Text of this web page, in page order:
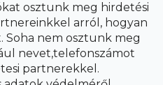
osztunk meg hirdetési
arról, hogyan
Soha nem osztunk meg
nevet,telefonszámot
partnerekkel.
készítette